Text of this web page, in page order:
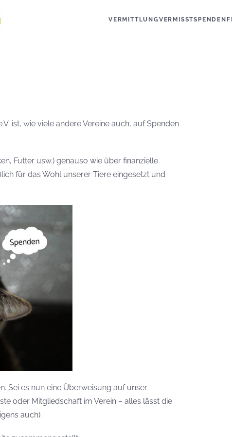
VERMITTLUNGVERMISSTSPENDEN
ist, wie viele andere Vereine auch, auf Spenden
Futter usw.) genauso wie über finanzielle
für das Wohl unserer Tiere eingesetzt und
Sei es nun eine Überweisung auf unser
oder Mitgliedschaft im Verein – alles lässt die
auch).